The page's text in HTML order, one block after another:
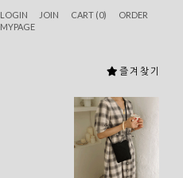
LOGIN JOIN CART (0)
ORDER
MYPAGE
즐 겨 찾 기